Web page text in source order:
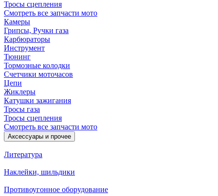
Тросы сцепления
Смотреть все запчасти мото
Камеры
Грипсы, Ручки газа
Карбюраторы
Инструмент
Тюнинг
Тормозные колодки
Счетчики моточасов
Цепи
Жиклеры
Катушки зажигания
Тросы газа
Тросы сцепления
Смотреть все запчасти мото
Аксессуары и прочее
Литература
Наклейки, шильдики
Противоугонное оборудование